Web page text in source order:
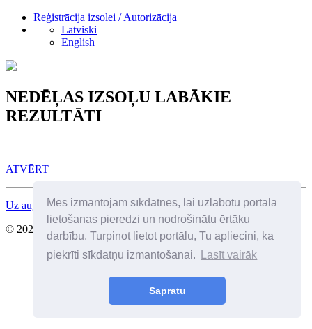
Mēs izmantojam sīkdatnes, lai uzlabotu portāla
lietošanas pieredzi un nodrošinātu ērtāku
darbību. Turpinot lietot portālu, Tu apliecini, ka
piekrīti sīkdatņu izmantošanai.
Lasīt vairāk
Sapratu
Reģistrācija izsolei / Autorizācija
Latviski
English
NEDĒĻAS IZSOĻU LABĀKIE
REZULTĀTI
ATVĒRT
Uz augšu
© 2026 Visas tiesības aizsargātas. SIA Birkenfelds